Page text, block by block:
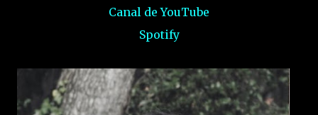
Canal de YouTube
Spotify